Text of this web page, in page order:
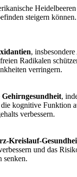
steigern können.
,
Radikalen
verringern.
,
kognitive Funktion
verbessern.
Kreislauf-
und das
senken.